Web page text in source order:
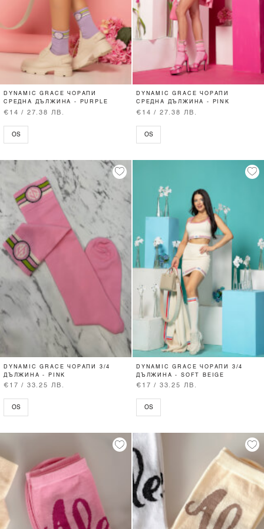
DYNAMIC GRACE ЧОРАПИ
СРЕДНА ДЪЛЖИНА - PURPLE
€14 / 27.38 ЛВ.
OS
DYNAMIC GRACE ЧОРАПИ
СРЕДНА ДЪЛЖИНА - PINK
€14 / 27.38 ЛВ.
OS
DYNAMIC GRACE ЧОРАПИ 3/4
ДЪЛЖИНА - PINK
€17 / 33.25 ЛВ.
OS
DYNAMIC GRACE ЧОРАПИ 3/4
ДЪЛЖИНА - SOFT BEIGE
€17 / 33.25 ЛВ.
OS